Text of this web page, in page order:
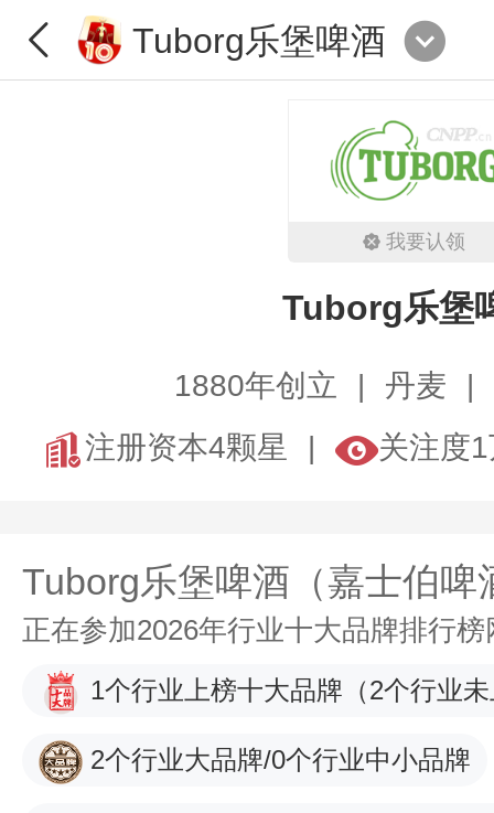
Tuborg乐堡啤酒
我要认领
Tuborg乐堡
1880年创立
丹麦
注册资本4颗星
关注度
Tuborg乐堡啤酒（嘉士伯啤
正在参加2026年行业十大品牌排行
1个行业上榜十大品牌 （2个行业
2个行业大品牌/0个行业中小品牌